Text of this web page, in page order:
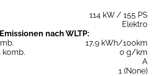
114 kW / 155 PS
Elektro
nach WLTP:
17,9 kWh/100km
komb.
0 g/km
A
1 (None)